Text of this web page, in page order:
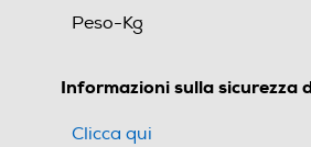
Peso-Kg
Informazioni sulla sicurezza
Clicca qui